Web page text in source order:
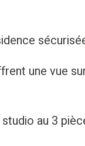
une vue
au 3